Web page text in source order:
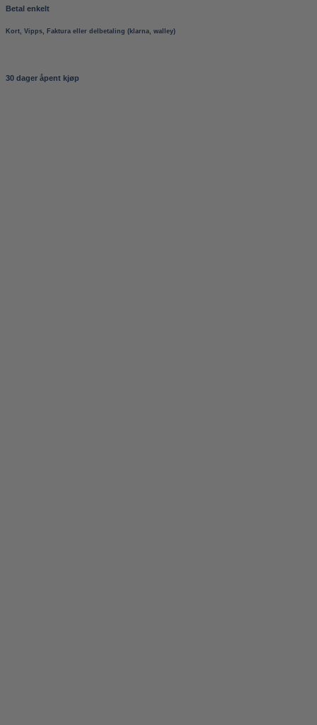
Betal enkelt
Kort, Vipps, Faktura eller delbetaling (klarna, walley)
30 dager åpent kjøp